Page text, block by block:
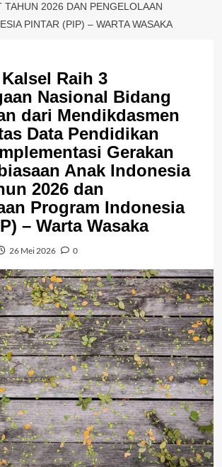
TAHUN 2026 DAN PENGELOLAAN
PINTAR (PIP) – WARTA WASAKA
Raih 3
Nasional Bidang
dari Mendikdasmen
Data Pendidikan
Gerakan
Anak Indonesia
2026 dan
Program Indonesia
– Warta Wasaka
26 Mei 2026 0